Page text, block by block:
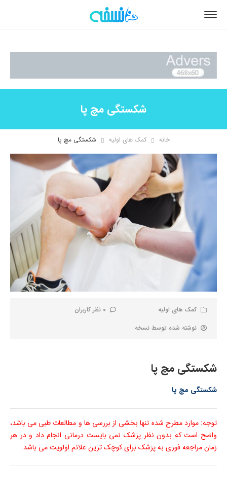
شکستگی مچ پا
خانه کمک های اولیه شکستگی مچ پا
کمک های اولیه
0 نظر کاربران
نوشته شده توسط نسخه
شکستگی مچ پا
شکستگی مچ پا
توجه: موارد مطرح شده تنها بخشی از بررسی ها و مطالعات طبی می باشد،
واضح است که بدون نظر پزشک نمی بایست درمانی انجام داد و در هر
زمان مراجعه فوری به پزشک برای کوچک ترین علائم اولویت می باشد.